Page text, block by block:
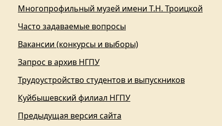
Многопрофильный музей имени Т.Н. Троицкой
Часто задаваемые вопросы
Вакансии (конкурсы и выборы)
Запрос в архив НГПУ
Трудоустройство студентов и выпускников
Куйбышевский филиал НГПУ
Предыдущая версия сайта